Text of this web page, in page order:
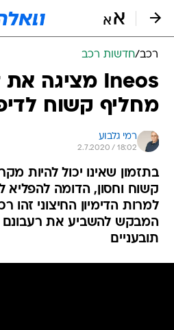
רכב/חדשות רכב
מחליף קשוח
רמי גלבוע
2.7.2020 / 18:02
קשוח וחסון, הדומה להפליא
למרות הדימיון החיצוני זהו
המבקש להשביע את
תובעניים